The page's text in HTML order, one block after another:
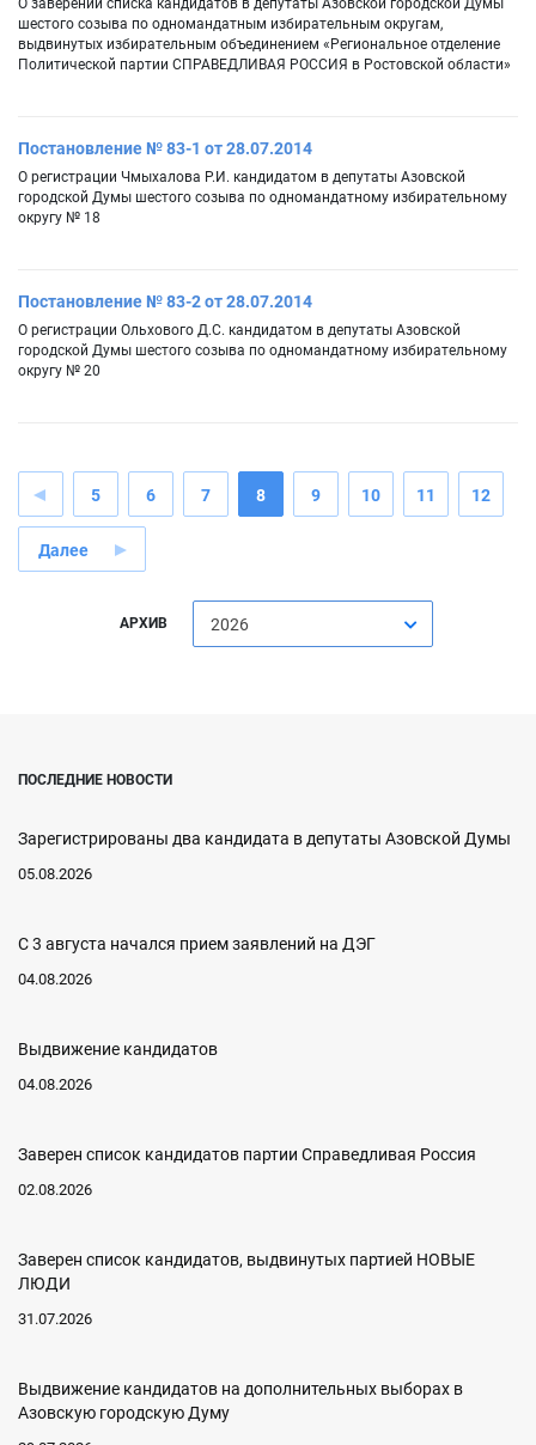
О заверении списка кандидатов в депутаты Азовской городской Думы
шестого созыва по одномандатным избирательным округам,
выдвинутых избирательным объединением «Региональное отделение
Политической партии СПРАВЕДЛИВАЯ РОССИЯ в Ростовской области»
Постановление № 83-1 от 28.07.2014
О регистрации Чмыхалова Р.И. кандидатом в депутаты Азовской
городской Думы шестого созыва по одномандатному избирательному
округу № 18
Постановление № 83-2 от 28.07.2014
О регистрации Ольхового Д.С. кандидатом в депутаты Азовской
городской Думы шестого созыва по одномандатному избирательному
округу № 20
5 6 7 8 9 10 11 12
Далее
АРХИВ 2026
ПОСЛЕДНИЕ НОВОСТИ
Зарегистрированы два кандидата в депутаты Азовской Думы
05.08.2026
С 3 августа начался прием заявлений на ДЭГ
04.08.2026
Выдвижение кандидатов
04.08.2026
Заверен список кандидатов партии Справедливая Россия
02.08.2026
Заверен список кандидатов, выдвинутых партией НОВЫЕ
ЛЮДИ
31.07.2026
Выдвижение кандидатов на дополнительных выборах в
Азовскую городскую Думу